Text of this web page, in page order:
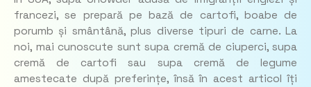
francezi, se prepară pe bază de cartofi, boabe de
porumb și smântână, plus diverse tipuri de carne. La
noi, mai cunoscute sunt supa cremă de ciuperci, supa
cremă de cartofi sau supa cremă de legume
amestecate după preferințe, însă în acest articol îți